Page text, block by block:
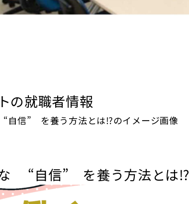
の就職者情報
“自信” を養う方法とは⁉️